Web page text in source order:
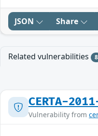
JSON Share
Related vulnerabilities 8
CERTA-
Vulnerability from